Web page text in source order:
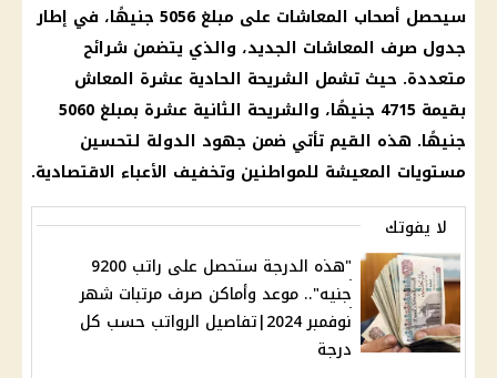
سيحصل أصحاب المعاشات على مبلغ 5056 جنيهًا، في إطار
جدول صرف المعاشات الجديد، والذي يتضمن شرائح
متعددة. حيث تشمل الشريحة الحادية عشرة المعاش
بقيمة 4715 جنيهًا، والشريحة الثانية عشرة بمبلغ 5060
جنيهًا. هذه القيم تأتي ضمن جهود الدولة لتحسين
مستويات المعيشة للمواطنين وتخفيف الأعباء الاقتصادية.
لا يفوتك
"هذه الدرجة ستحصل على راتب 9200
جنيه".. موعد وأماكن صرف مرتبات شهر
نوفمبر 2024|تفاصيل الرواتب حسب كل
درجة